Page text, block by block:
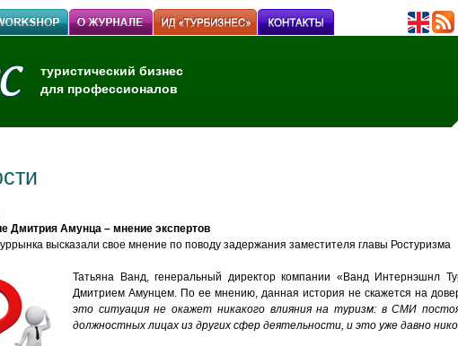
туристический бизнес
для профессионалов
Дмитрия Амунца – мнение экспертов
высказали свое мнение по поводу задержания заместителя главы Ростуризма
Татьяна Ванд, генеральный директор компании «Ванд Интернэшнл
Дмитрием Амунцем. По ее мнению, данная история не скажется на
это ситуация не окажет никакого влияния на туризм: в СМИ
должностных лицах из других сфер деятельности, и это уже давно